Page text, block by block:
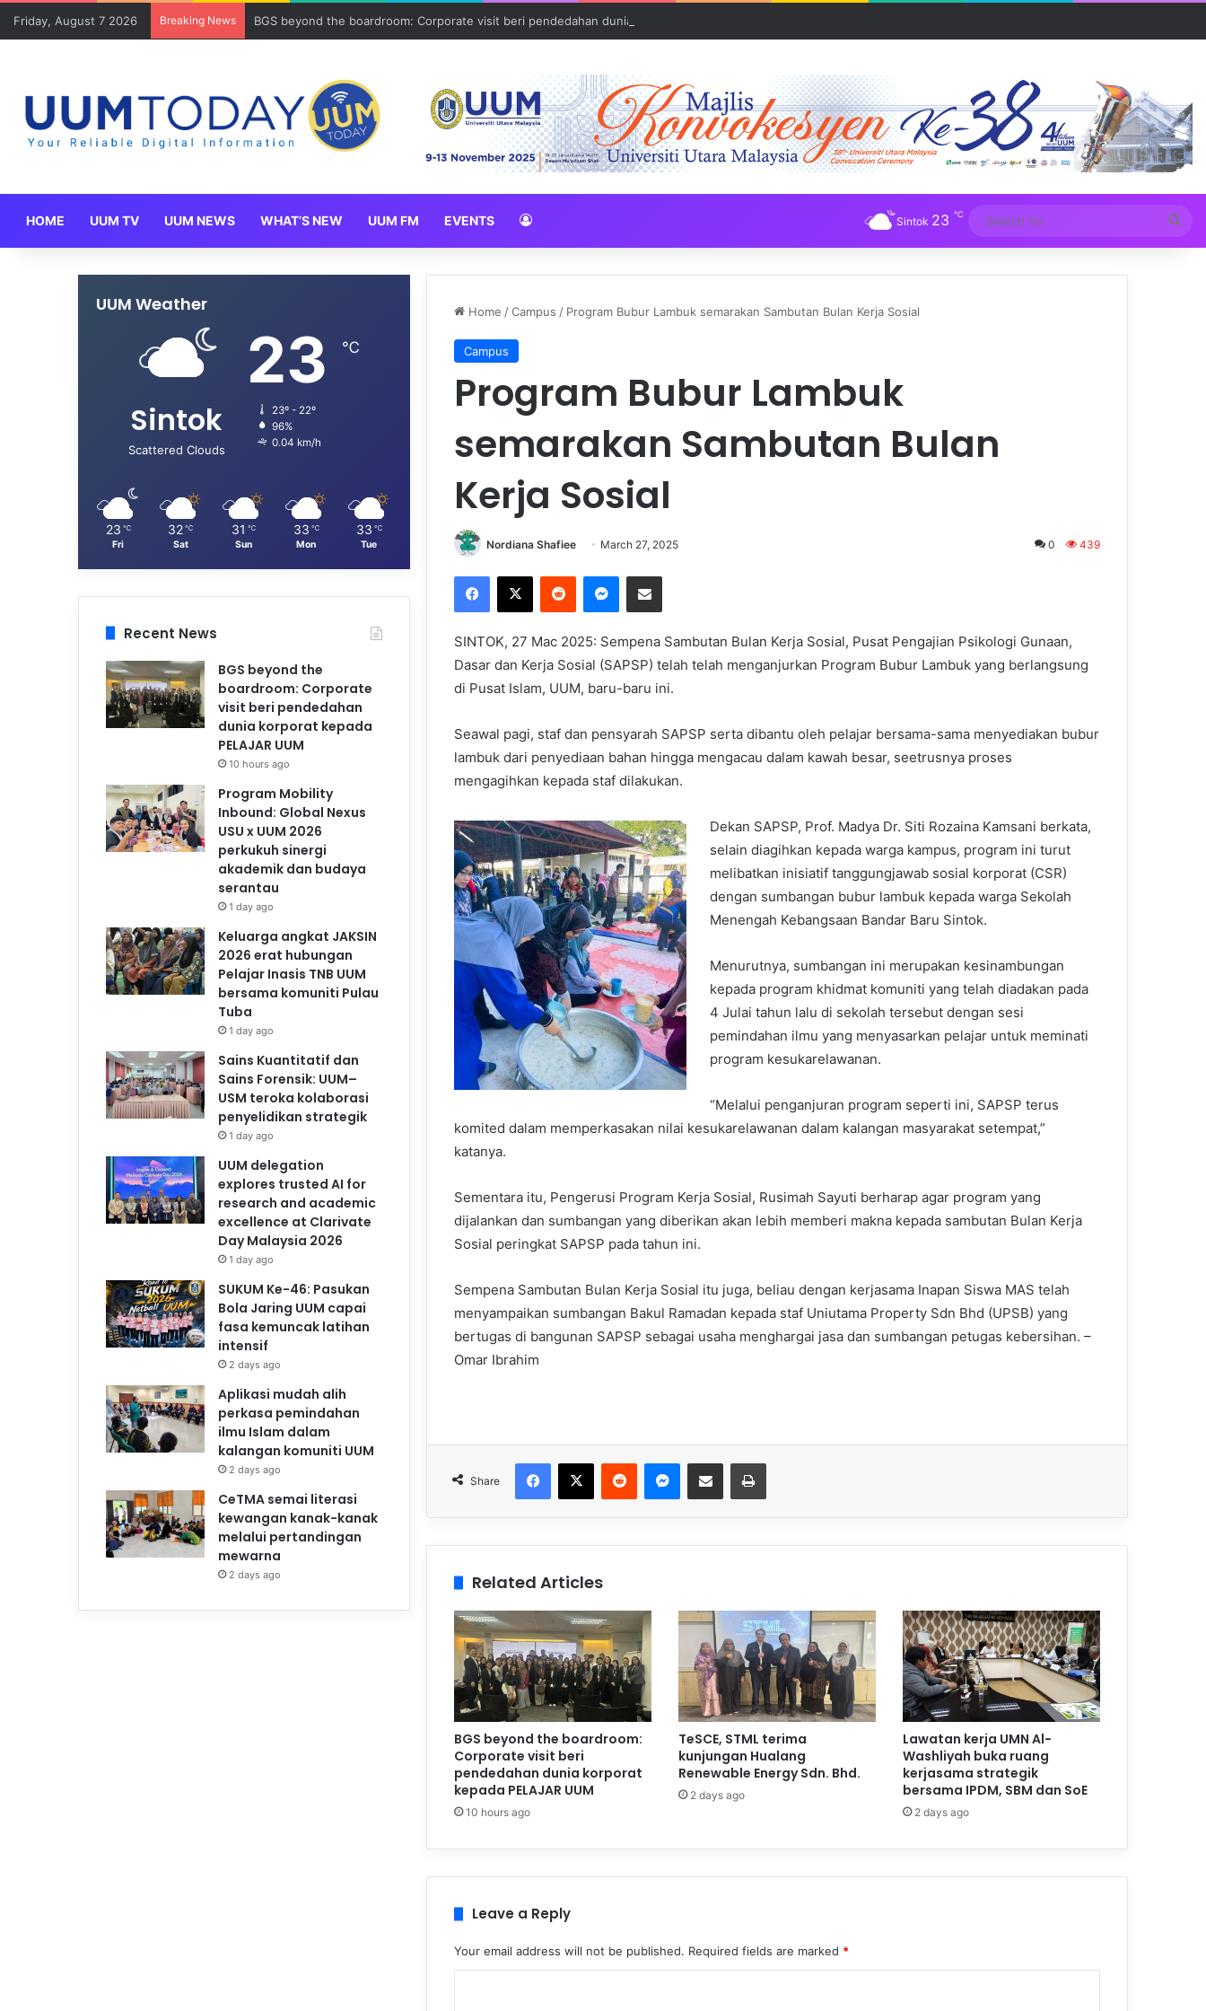
Friday, August 7 2026 Breaking News BGS beyond the boardroom: Corporate visit beri pendedahan dunia korporat kepada PELAJAR UUM
HOME UUM TV UUM NEWS WHAT’S NEW UUM FM EVENTS Sintok 23 ℃
for
Home /Campus / Program Bubur Lambuk semarakan Sambutan Bulan Kerja Sosial
Campus
Program Bubur Lambuk
semarakan Sambutan Bulan
Kerja Sosial
Nordiana Shafiee March 27, 2025 0 439
SINTOK, 27 Mac 2025: Sempena Sambutan Bulan Kerja Sosial, Pusat Pengajian Psikologi Gunaan,
Dasar dan Kerja Sosial (SAPSP) telah telah menganjurkan Program Bubur Lambuk yang berlangsung
di Pusat Islam, UUM, baru-baru ini.
Seawal pagi, staf dan pensyarah SAPSP serta dibantu oleh pelajar bersama-sama menyediakan bubur
lambuk dari penyediaan bahan hingga mengacau dalam kawah besar, seetrusnya proses
mengagihkan kepada staf dilakukan.
Dekan SAPSP, Prof. Madya Dr. Siti Rozaina Kamsani berkata,
selain diagihkan kepada warga kampus, program ini turut
melibatkan inisiatif tanggungjawab sosial korporat (CSR)
dengan sumbangan bubur lambuk kepada warga Sekolah
Menengah Kebangsaan Bandar Baru Sintok.
Menurutnya, sumbangan ini merupakan kesinambungan
kepada program khidmat komuniti yang telah diadakan pada
4 Julai tahun lalu di sekolah tersebut dengan sesi
pemindahan ilmu yang menyasarkan pelajar untuk meminati
program kesukarelawanan.
“Melalui penganjuran program seperti ini, SAPSP terus
komited dalam memperkasakan nilai kesukarelawanan dalam kalangan masyarakat setempat,”
katanya.
Sementara itu, Pengerusi Program Kerja Sosial, Rusimah Sayuti berharap agar program yang
dijalankan dan sumbangan yang diberikan akan lebih memberi makna kepada sambutan Bulan Kerja
Sosial peringkat SAPSP pada tahun ini.
Sempena Sambutan Bulan Kerja Sosial itu juga, beliau dengan kerjasama Inapan Siswa MAS telah
menyampaikan sumbangan Bakul Ramadan kepada staf Uniutama Property Sdn Bhd (UPSB) yang
bertugas di bangunan SAPSP sebagai usaha menghargai jasa dan sumbangan petugas kebersihan. –
Omar Ibrahim
Share
Related Articles
BGS beyond the boardroom:
Corporate visit beri
pendedahan dunia korporat
kepada PELAJAR UUM
10 hours ago
TeSCE, STML terima
kunjungan Hualang
Renewable Energy Sdn. Bhd.
2 days ago
Lawatan kerja UMN Al-
Washliyah buka ruang
kerjasama strategik
bersama IPDM, SBM dan SoE
2 days ago
Leave a Reply
Your email address will not be published. Required fields are marked *
UUM Weather
Sintok
Scattered Clouds
23 ℃
23º - 22º
96%
0.04 km/h
23 ℃
Fri
32 ℃
Sat
31 ℃
Sun
33 ℃
Mon
33 ℃
Tue
Recent News
BGS beyond the
boardroom: Corporate
visit beri pendedahan
dunia korporat kepada
PELAJAR UUM
10 hours ago
Program Mobility
Inbound: Global Nexus
USU x UUM 2026
perkukuh sinergi
akademik dan budaya
serantau
1 day ago
Keluarga angkat JAKSIN
2026 erat hubungan
Pelajar Inasis TNB UUM
bersama komuniti Pulau
Tuba
1 day ago
Sains Kuantitatif dan
Sains Forensik: UUM–
USM teroka kolaborasi
penyelidikan strategik
1 day ago
UUM delegation
explores trusted AI for
research and academic
excellence at Clarivate
Day Malaysia 2026
1 day ago
SUKUM Ke-46: Pasukan
Bola Jaring UUM capai
fasa kemuncak latihan
intensif
2 days ago
Aplikasi mudah alih
perkasa pemindahan
ilmu Islam dalam
kalangan komuniti UUM
2 days ago
CeTMA semai literasi
kewangan kanak-kanak
melalui pertandingan
mewarna
2 days ago